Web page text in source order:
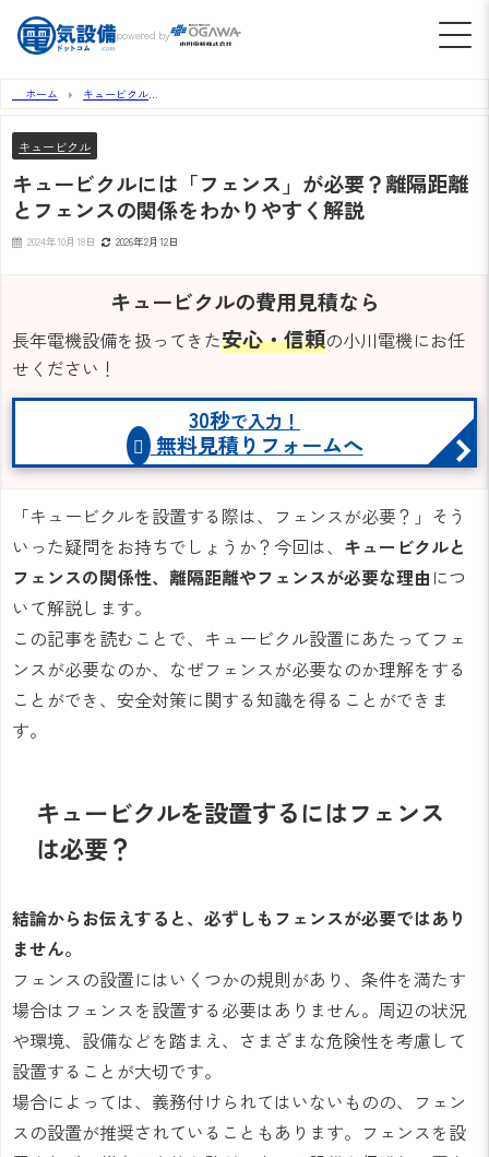
powered by
ホーム
キュービクル
キュービクル
キュービクルには「フェンス」が必要？離隔距離
とフェンスの関係をわかりやすく解説
2024年10月18日 2026年2月12日
キュービクルの費用見積なら
長年電機設備を扱ってきた安心・信頼の小川電機にお任
せください！
30秒で入力！
無料見積りフォームへ
「キュービクルを設置する際は、フェンスが必要？」そう
いった疑問をお持ちでしょうか？今回は、 キュービクルと
フェンスの関係性、離隔距離やフェンスが必要な理由 につ
いて解説します。
この記事を読むことで、キュービクル設置にあたってフェ
ンスが必要なのか、なぜフェンスが必要なのか理解をする
ことができ、安全対策に関する知識を得ることができま
す。
キュービクルを設置するにはフェンス
は必要？
結論からお伝えすると、必ずしもフェンスが必要ではあり
ません。
フェンスの設置にはいくつかの規則があり、条件を満たす
場合はフェンスを設置する必要はありません。周辺の状況
や環境、設備などを踏まえ、さまざまな危険性を考慮して
設置することが大切です。
場合によっては、義務付けられてはいないものの、フェン
スの設置が推奨されていることもあります。フェンスを設